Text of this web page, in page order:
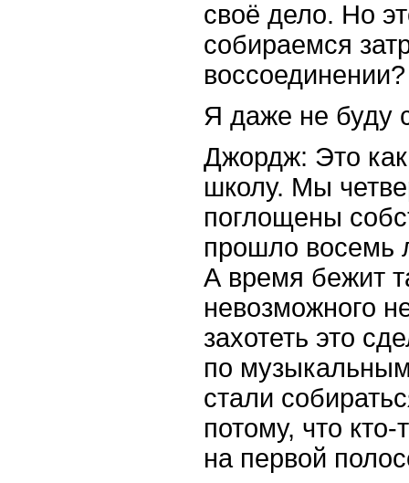
своё дело. Но
собираемся
воссоединении?
Я даже не буду
Джордж: Это
школу. Мы
поглощены
прошло восемь
А время бежит
невозможного
захотеть это
по
стали
потому, что
на первой